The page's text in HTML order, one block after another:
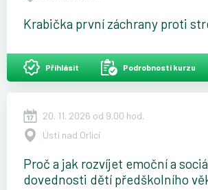
Krabička první záchrany proti
Přihlásit Podrobnosti kurzu
20. 11. 2026 od 9.00 hod.
Ústí nad Orlicí
Proč a jak rozvíjet emoční a
dovednosti dětí předškolního